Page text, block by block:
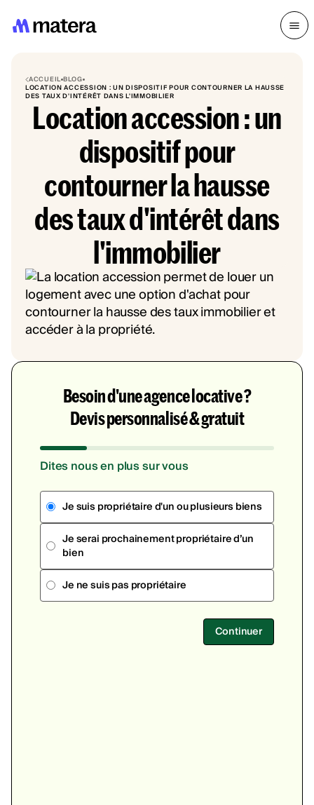
ACCUEILBLOG
LOCATION ACCESSION : UN DISPOSITIF POUR CONTOURNER LA HAUSSE
DES TAUX D'INTÉRÊT DANS L'IMMOBILIER
Location accession : un
dispositif pour
contourner la hausse
des taux d'intérêt dans
l'immobilier
Besoin d'une agence locative ?
Devis personnalisé & gratuit
Dites nous en plus sur vous
Je suis propriétaire d'un ou plusieurs biens
Je serai prochainement propriétaire d’un
bien
Je ne suis pas propriétaire
Continuer